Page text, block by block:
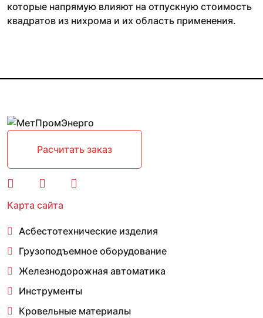
которые напрямую влияют на отпускную стоимость
квадратов из нихрома и их область применения.
Расчитать заказ
Карта сайта
Асбестотехнические изделия
Грузоподъемное оборудование
Железнодорожная автоматика
Инструменты
Кровельные материалы